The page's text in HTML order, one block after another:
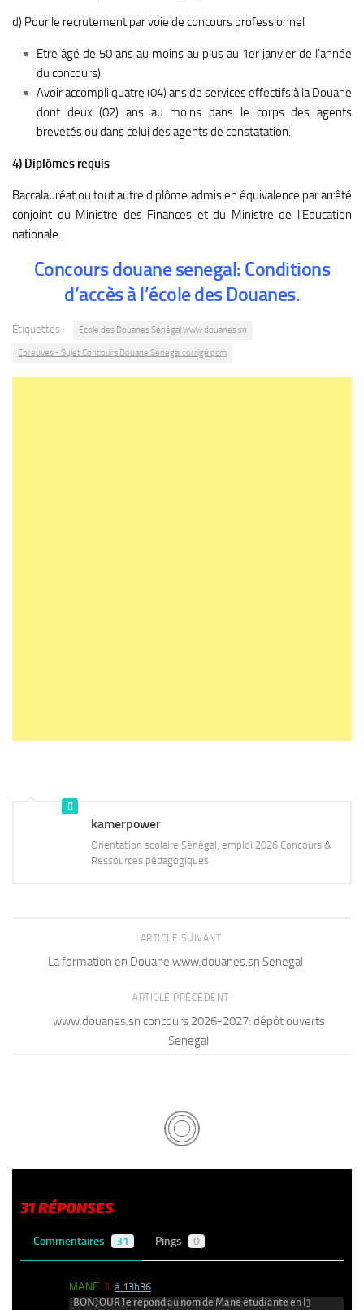
d) Pour le recrutement par voie de concours professionnel
Etre âgé de 50 ans au moins au plus au 1er janvier de l’année
du concours).
Avoir accompli quatre (04) ans de services effectifs à la Douane
dont deux (02) ans au moins dans le corps des agents
brevetés ou dans celui des agents de constatation.
4) Diplômes requis
Baccalauréat ou tout autre diplôme admis en équivalence par arrêté
conjoint du Ministre des Finances et du Ministre de l’Education
nationale.
Concours douane senegal: Conditions
d’accès à l’école des Douanes.
Étiquettes : Ecole des Douanes Sénégal www.douanes.sn
Epreuves - Sujet Concours Douane Senegal corrigé qcm
kamerpower
Orientation scolaire Sénégal, emploi 2026 Concours &
Ressources pédagogiques
ARTICLE SUIVANT
La formation en Douane www.douanes.sn Senegal
ARTICLE PRÉCÉDENT
www.douanes.sn concours 2026-2027: dépôt ouverts
Senegal
31 RÉPONSES
Commentaires 31 Pings 0
MANE à 13h36
BONJOUR Je répond au nom de Mané étudiante en l3